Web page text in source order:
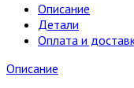
Описание
Детали
Оплата и
Описание